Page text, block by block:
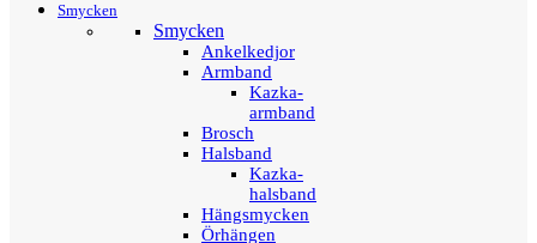
Smycken
Smycken
Ankelkedjor
Armband
Kazka-
armband
Brosch
Halsband
Kazka-
halsband
Hängsmycken
Örhängen